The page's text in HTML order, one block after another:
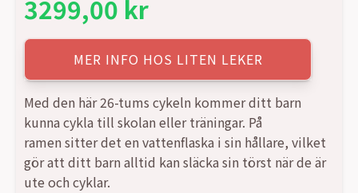
3299,00 kr
MER INFO HOS LITEN LEKER
Med den här 26-tums cykeln kommer ditt barn
kunna cykla till skolan eller träningar. På
ramen sitter det en vattenflaska i sin hållare, vilket
gör att ditt barn alltid kan släcka sin törst när de är
ute och cyklar.